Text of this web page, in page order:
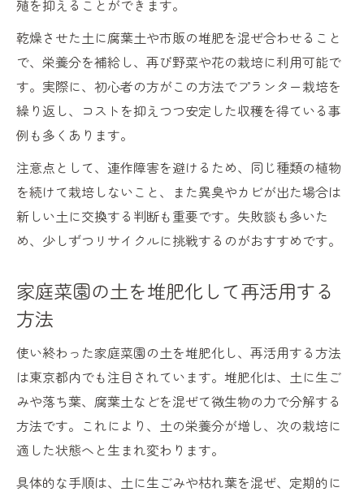
殖を抑えることができます。
乾燥させた土に腐葉土や市販の堆肥を混ぜ合わせること
で、栄養分を補給し、再び野菜や花の栽培に利用可能で
す。実際に、初心者の方がこの方法でプランター栽培を
繰り返し、コストを抑えつつ安定した収穫を得ている事
例も多くあります。
注意点として、連作障害を避けるため、同じ種類の植物
を続けて栽培しないこと、また異臭やカビが出た場合は
新しい土に交換する判断も重要です。失敗談も多いた
め、少しずつリサイクルに挑戦するのがおすすめです。
家庭菜園の土を堆肥化して再活用する
方法
使い終わった家庭菜園の土を堆肥化し、再活用する方法
は東京都内でも注目されています。堆肥化は、土に生ご
みや落ち葉、腐葉土などを混ぜて微生物の力で分解する
方法です。これにより、土の栄養分が増し、次の栽培に
適した状態へと生まれ変わります。
具体的な手順は、土に生ごみや枯れ葉を混ぜ、定期的に